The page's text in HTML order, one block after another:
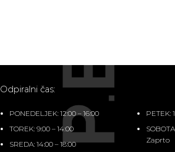
Odpiralni čas:
PONEDELJEK: 12:00 – 16:00
TOREK: 9:00 – 14:00
SREDA: 14:00 – 18:00
PETEK:
Zaprto